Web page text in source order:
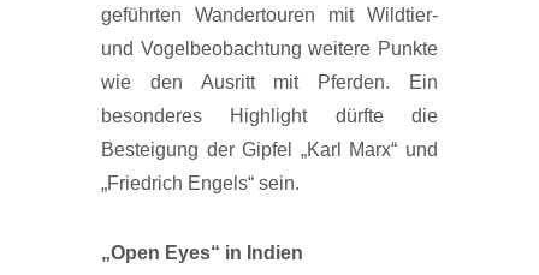
geführten Wandertouren mit Wildtier-
und Vogelbeobachtung weitere Punkte
wie den Ausritt mit Pferden. Ein
besonderes Highlight dürfte die
Besteigung der Gipfel „Karl Marx“ und
„Friedrich Engels“ sein.
„Open Eyes“ in Indien